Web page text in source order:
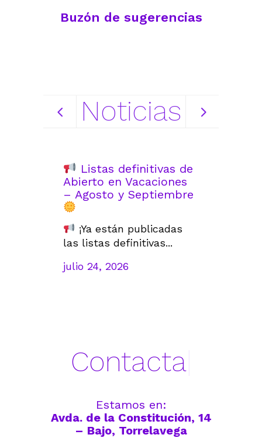
Buzón de sugerencias
Noticias
Listas definitivas de
Abierto en Vacaciones
– Agosto y Septiembre
¡Ya están publicadas
las listas definitivas...
julio 24, 2026
Contacta|
Estamos en:
Avda. de la Constitución, 14
– Bajo, Torrelavega